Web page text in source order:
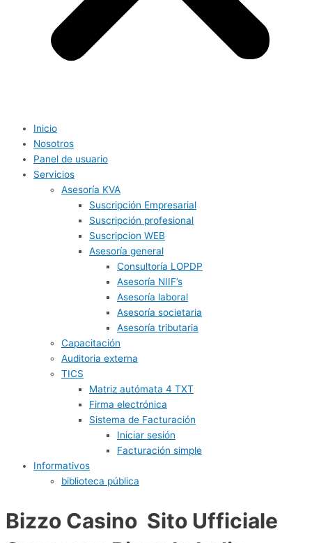
Inicio
Nosotros
Panel de usuario
Servicios
Asesoría KVA
Suscripción Empresarial
Suscripción profesional
Suscripcion WEB
Asesoría general
Consultoría LOPDP
Asesoría NIIF’s
Asesoría laboral
Asesoría societaria
Asesoría tributaria
Capacitación
Auditoria externa
TICS
Matriz autómata 4 TXT
Firma electrónica
Sistema de Facturación
Iniciar sesión
Facturación simple
Informativos
biblioteca pública
Bizzo Casino ️ Sito Ufficiale